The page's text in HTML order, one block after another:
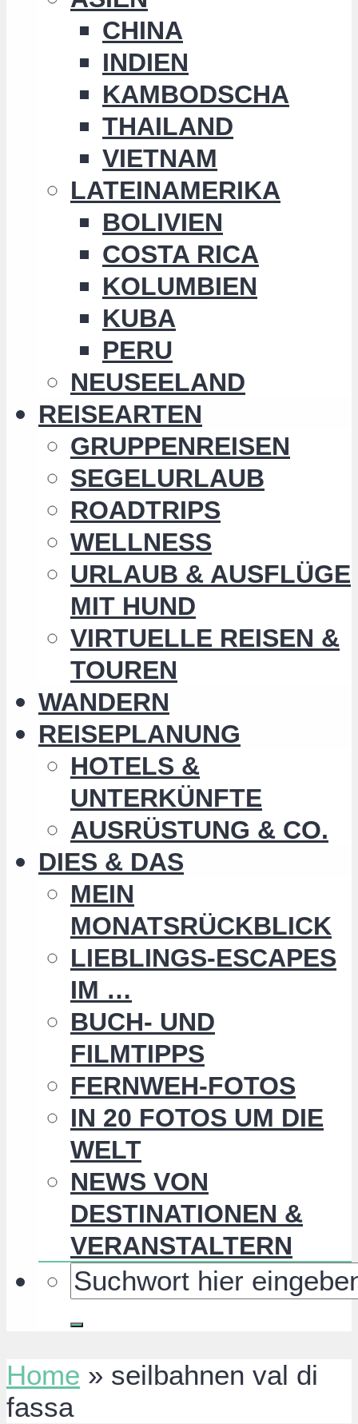
CHINA
INDIEN
KAMBODSCHA
THAILAND
VIETNAM
LATEINAMERIKA
BOLIVIEN
COSTA RICA
KOLUMBIEN
KUBA
PERU
NEUSEELAND
REISEARTEN
GRUPPENREISEN
SEGELURLAUB
ROADTRIPS
WELLNESS
URLAUB & AUSFLÜGE
MIT HUND
VIRTUELLE REISEN &
TOUREN
WANDERN
REISEPLANUNG
HOTELS &
UNTERKÜNFTE
AUSRÜSTUNG & CO.
DIES & DAS
MEIN
MONATSRÜCKBLICK
LIEBLINGS-ESCAPES
IM …
BUCH- UND
FILMTIPPS
FERNWEH-FOTOS
IN 20 FOTOS UM DIE
WELT
NEWS VON
DESTINATIONEN &
VERANSTALTERN
Home » seilbahnen val di
fassa